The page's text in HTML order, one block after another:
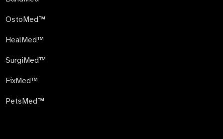
OstoMed™
HealMed™
SurgiMed™
FixMed™
PetsMed™